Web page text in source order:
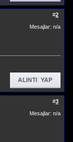
#2
Mesajlar: n/a
#3
Mesajlar: n/a